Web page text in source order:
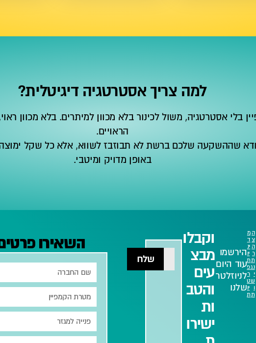
למה צריך אסטרטגיה דיגיטלית?
בלי אסטרטגיה, משול לכינור בלא מכוון למיתרים. בלא מכוון
הראויים.
שההשקעה שלכם ברשת לא תבוזבז לשווא, אלא כל שקל ימוצה
באופן מדויק ומיטבי.
ה
צ
ה
ר
ת
נג
י
ש
ו
ת
מ
ד
ינ
יו
ת
פ
ר
ט
יו
ת
הירשמו
עוד היום
לניוזלטר
שלנו
וקבלו
מבצ
עים
והטב
ות
ישירו
שלח
השאירו